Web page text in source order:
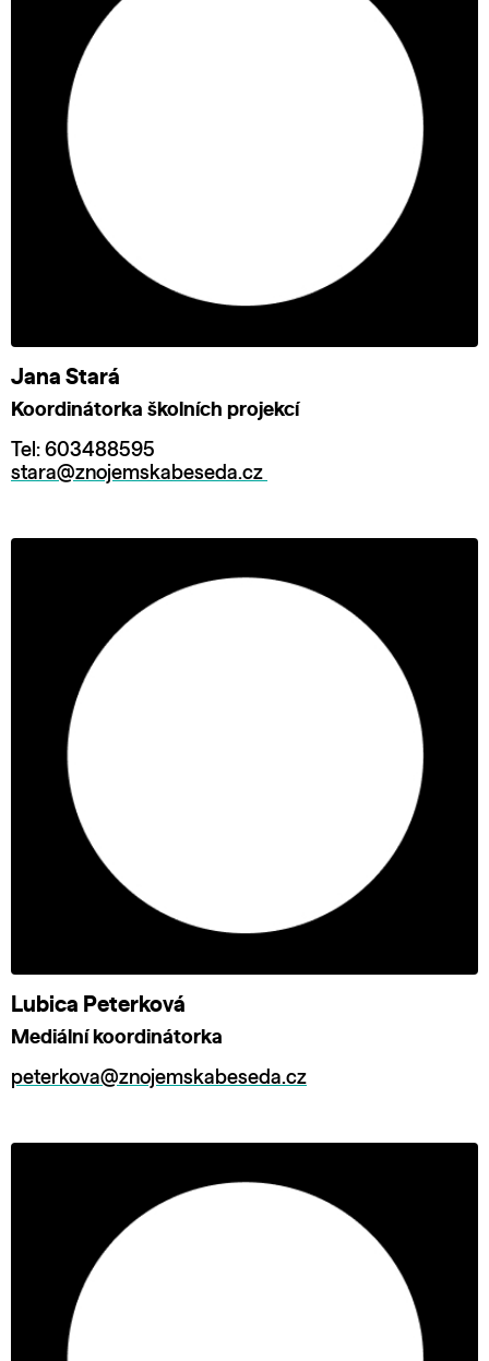
Jana Stará
Koordinátorka školních projekcí
Tel: 603488595
stara@znojemskabeseda.cz
Lubica Peterková
Mediální koordinátorka
peterkova@znojemskabeseda.cz